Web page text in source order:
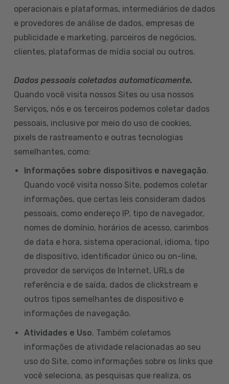
operacionais e plataformas, intermediários de dados
e provedores de análise de dados, empresas de
publicidade e marketing, parceiros de negócios,
clientes, plataformas de mídia social ou outros.
Dados pessoais coletados automaticamente.
Quando você visita nossos Sites ou usa nossos
Serviços, nós e os terceiros podemos coletar dados
pessoais, inclusive por meio do uso de cookies,
pixels de rastreamento e outras tecnologias
semelhantes, como:
Informações sobre dispositivos e navegação.
Quando você visita nosso Site, podemos coletar
informações, que certas leis consideram dados
pessoais, como endereço IP, tipo de navegador,
nomes de domínio, horários de acesso, carimbos
de data e hora, sistema operacional, idioma, tipo
de dispositivo, identificador único ou on-line,
provedor de serviços de Internet, URLs de
referência e de saída, dados de clickstream e
outros tipos semelhantes de dispositivo e
informações de navegação.
Atividades e Uso. Também coletamos
informações de atividade relacionadas ao seu
uso do Site, como informações sobre os links que
você seleciona, as pesquisas que realiza, os